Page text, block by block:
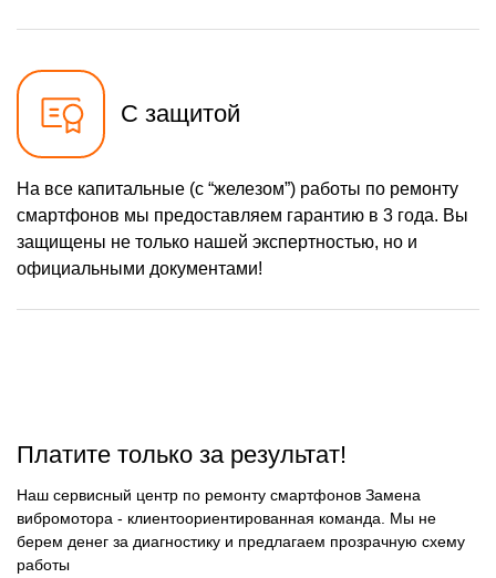
С защитой
На все капитальные (с “железом”) работы по ремонту
смартфонов мы предоставляем гарантию в 3 года. Вы
защищены не только нашей экспертностью, но и
официальными документами!
Платите только за результат!
Наш сервисный центр по ремонту смартфонов Замена
вибромотора - клиентоориентированная команда. Мы не
берем денег за диагностику и предлагаем прозрачную схему
работы